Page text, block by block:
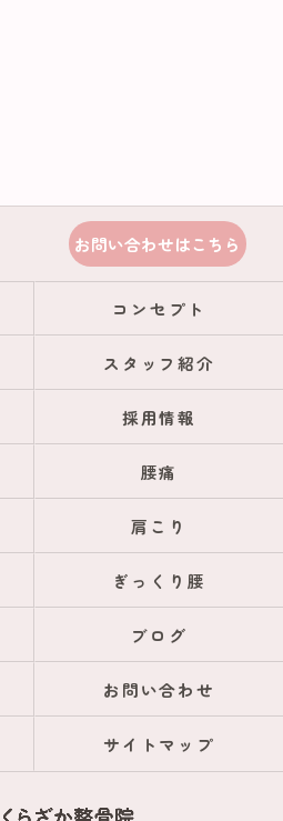
お問い合わせはこちら
コンセプト
スタッフ紹介
採用情報
腰痛
肩こり
ぎっくり腰
ブログ
お問い合わせ
サイトマップ